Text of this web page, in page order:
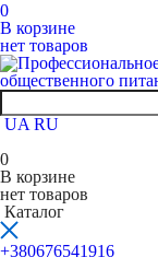
0
В корзине
нет товаров
UA RU
0
В корзине
нет товаров
Каталог
+380676541916